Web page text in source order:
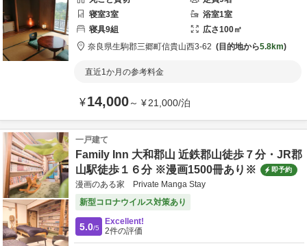
寝室3室 浴室1室
寝具9組 広さ100㎡
奈良県生駒郡三郷町信貴山西3-62 目的地から5.8km
直近1か月の参考料金
¥14,000～ ¥21,000/泊
一戸建て
Family Inn 大和郡山 近鉄郡山徒歩７分・JR郡
山駅徒歩１６分 ※漫画1500冊あり※
即予約
漫画のある家 Private Manga Stay
新型コロナウイルス対策あり
5.0/5
Excellent!
2件の評価